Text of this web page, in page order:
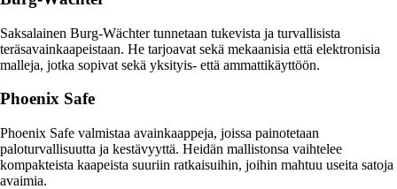
Saksalainen Burg-Wächter tunnetaan tukevista ja turvallisista
teräsavainkaapeistaan. He tarjoavat sekä mekaanisia että elektronisia
malleja, jotka sopivat sekä yksityis- että ammattikäyttöön.
Phoenix Safe
Phoenix Safe valmistaa avainkaappeja, joissa painotetaan
paloturvallisuutta ja kestävyyttä. Heidän mallistonsa vaihtelee
kompakteista kaapeista suuriin ratkaisuihin, joihin mahtuu useita satoja
avaimia.